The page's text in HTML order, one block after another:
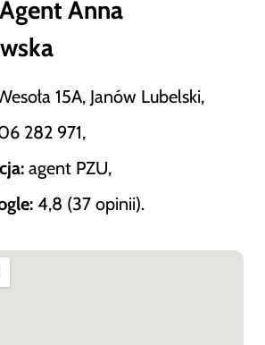
Anna
15A, Janów Lubelski,
282 971,
agent PZU,
4,8 (37 opinii).